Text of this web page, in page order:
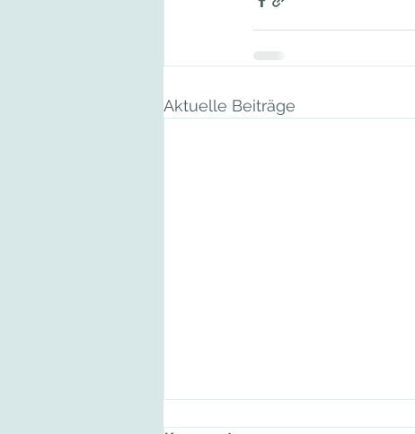
Aktuelle Beiträge